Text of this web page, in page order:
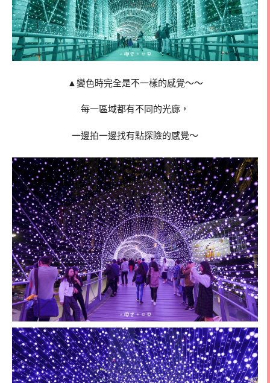
▲變色時完全是不一樣的感覺～～
每一區域都有不同的光廊，
一邊拍一邊找有點探險的感覺～